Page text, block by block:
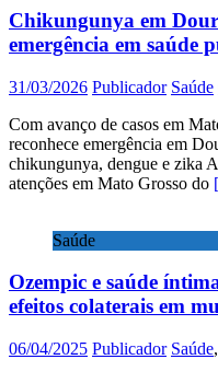
Chikungunya em
emergência em saúde
31/03/2026 Publicador Saúde
Com avanço de casos em
reconhece emergência em
chikungunya, dengue e zika
atenções em Mato Grosso do
Saúde
Ozempic e saúde
efeitos colaterais em
06/04/2025 Publicador Saúde,